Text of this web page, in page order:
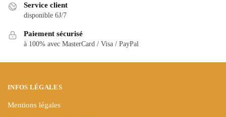
peuvent
choisies
page
Service client
disponible 6J/7
Paiement sécurisé
à 100% avec MasterCard / Visa / PayPal
INFOS LÉGALES
Mentions légales